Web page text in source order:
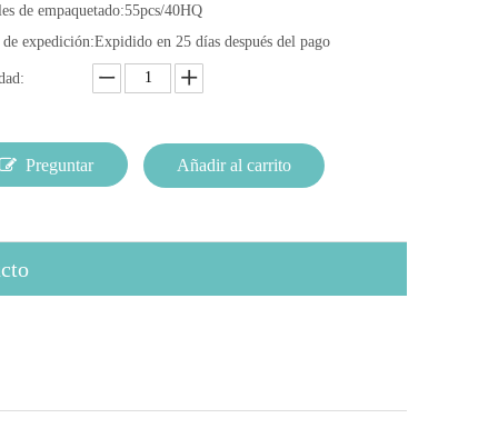
de empaquetado:55pcs/40HQ
de expedición:Expidido en 25 días después del pago
Preguntar Añadir al carrito